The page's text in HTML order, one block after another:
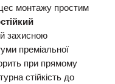
монтажу простим
захисною
преміальної
при прямому
стійкість до